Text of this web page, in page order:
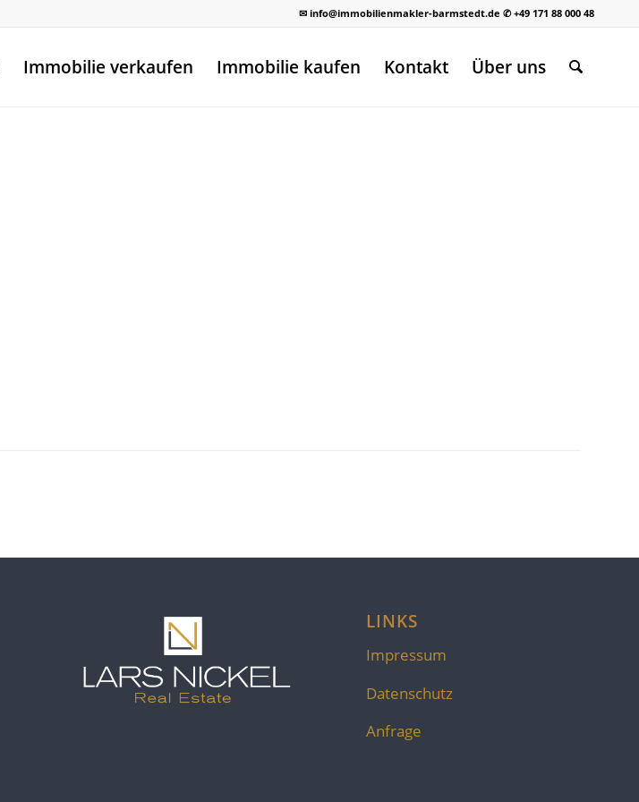
✉ info@immobilienmakler-barmstedt.de ✆ +49 171 88 000 48
Immobilie verkaufen Immobilie kaufen Kontakt Über uns
LINKS
Impressum
Datenschutz
Anfrage